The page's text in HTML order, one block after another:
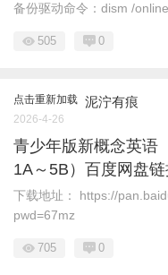
备份驱动命令：dism /
505 0
点击重新加载 泥泞有痕
2026-4-26
青少年版新概念英语
1A～5B）百度网盘
下载地址： https://
pwd=67mz
705 0